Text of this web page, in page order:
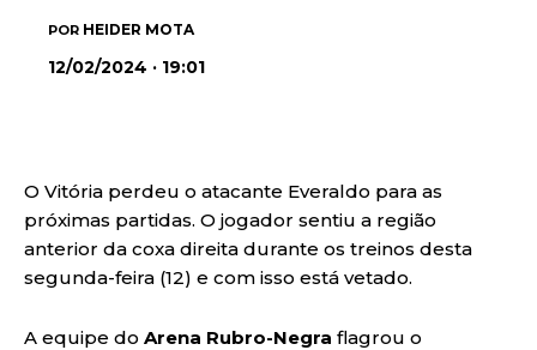
POR HEIDER MOTA
12/02/2024 · 19:01
O Vitória perdeu o atacante Everaldo para as
próximas partidas. O jogador sentiu a região
anterior da coxa direita durante os treinos desta
segunda-feira (12) e com isso está vetado.
A equipe do Arena Rubro-Negra flagrou o